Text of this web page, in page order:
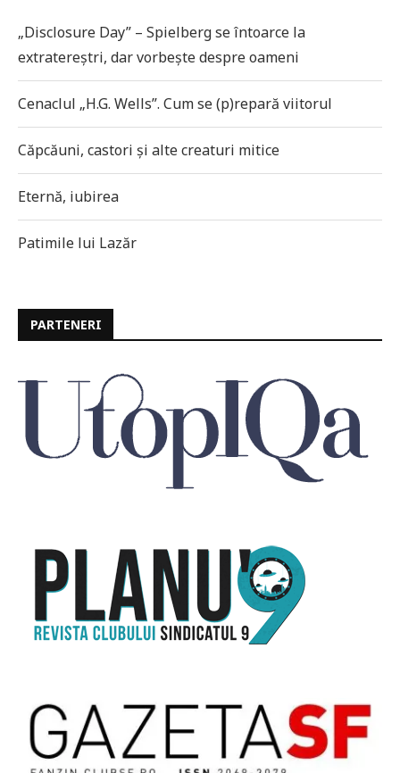
„Disclosure Day” – Spielberg se întoarce la
extratereștri, dar vorbește despre oameni
Cenaclul „H.G. Wells”. Cum se (p)repară viitorul
Căpcăuni, castori și alte creaturi mitice
Eternă, iubirea
Patimile lui Lazăr
PARTENERI